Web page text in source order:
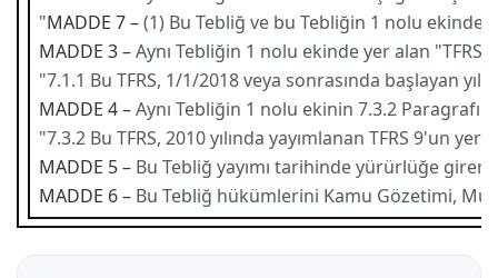
"MADDE 7 –(1) Bu Tebliğ ve bu Tebliğin 1 nolu ekinde
MADDE 3 –Aynı Tebliğin 1 nolu ekinde yer alan
"7.1.1 Bu TFRS, 1/1/2018 veya sonrasında başlayan
MADDE 4 –Aynı Tebliğin 1 nolu ekinin 7.3.2 Paragrafı
"7.3.2 Bu TFRS, 2010 yılında yayımlanan TFRS 9'un
MADDE 5 – Bu Tebliğ yayımı tarihinde yürürlüğe girer.
MADDE 6 – Bu Tebliğ hükümlerini Kamu Gözetimi,